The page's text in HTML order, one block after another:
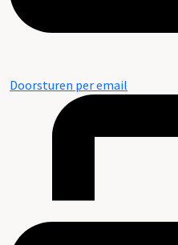
Doorsturen per email